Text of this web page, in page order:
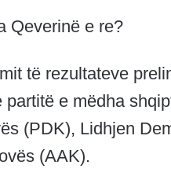
Qeverinë e re?
të rezultateve
e mëdha
(PDK), Lidhjen
(AAK).